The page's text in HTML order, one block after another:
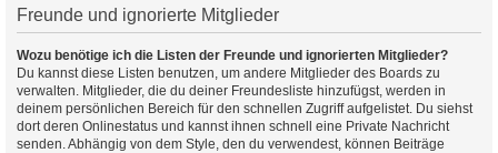
Freunde und ignorierte Mitglieder
Wozu benötige ich die Listen der Freunde und ignorierten Mitglieder?
Du kannst diese Listen benutzen, um andere Mitglieder des Boards zu
verwalten. Mitglieder, die du deiner Freundesliste hinzufügst, werden in
deinem persönlichen Bereich für den schnellen Zugriff aufgelistet. Du siehst
dort deren Onlinestatus und kannst ihnen schnell eine Private Nachricht
senden. Abhängig von dem Style, den du verwendest, können Beiträge